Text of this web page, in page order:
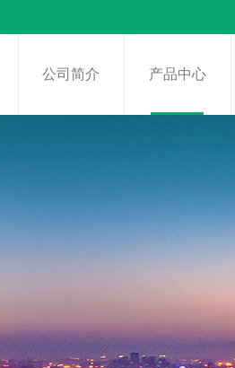
公司简介 产品中心